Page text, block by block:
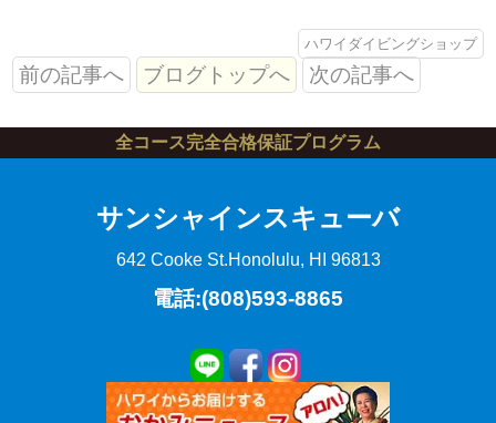
ハワイダイビングショップ
前の記事へ ブログトップへ 次の記事へ
全コース完全合格保証プログラム
サンシャインスキューバ
642 Cooke St.Honolulu, HI 96813
電話:(808)593-8865